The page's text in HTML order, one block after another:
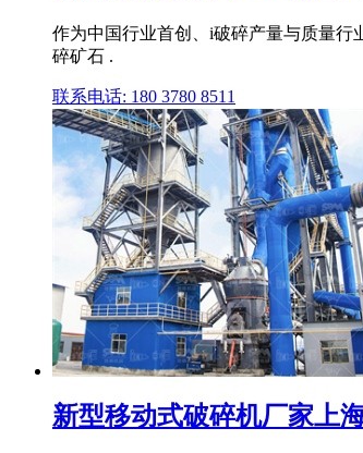
作为中国行业首创、i破碎产量与质量行
碎矿石 .
联系电话: 180 3780 8511
新型移动式破碎机厂家上